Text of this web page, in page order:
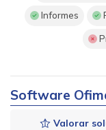
Informes
Software
Valorar